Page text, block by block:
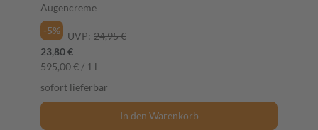
Augencreme
-5%
UVP: 24,95 €
23,80 €
595,00 € / 1 l
sofort lieferbar
In den Warenkorb